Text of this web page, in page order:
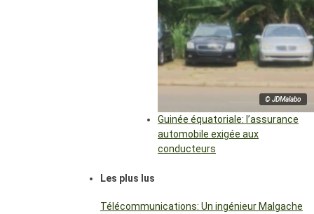
© JDMalabo
Guinée équatoriale: l’assurance
automobile exigée aux
conducteurs
Les plus lus
Télécommunications: Un ingénieur Malgache